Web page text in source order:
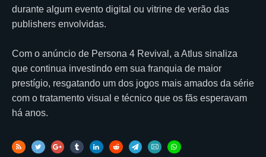
durante algum evento digital ou vitrine de verão das
publishers envolvidas.
Com o anúncio de Persona 4 Revival, a Atlus sinaliza
que continua investindo em sua franquia de maior
prestígio, resgatando um dos jogos mais amados da série
com o tratamento visual e técnico que os fãs esperavam
há anos.